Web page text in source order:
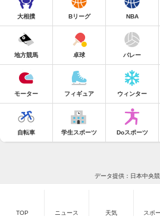
大相撲 Bリーグ NBA
地方競馬 卓球 バレー
モーター フィギュア ウィンター
自転車 学生スポーツ Doスポーツ
データ提供：日本中央
TOP ニュース 天気 スポ